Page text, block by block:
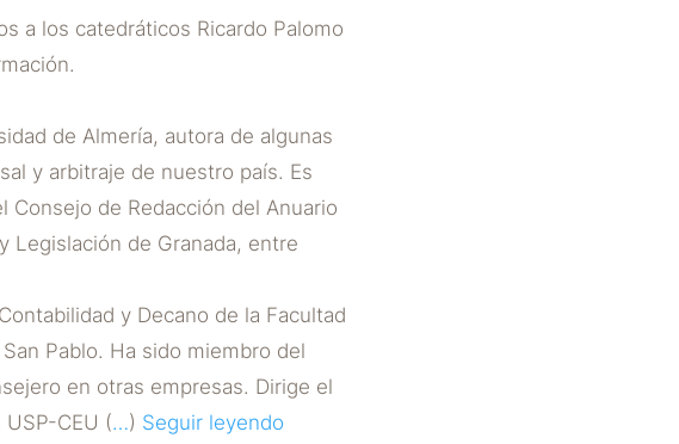
a los catedráticos Ricardo Palomo
de Almería, autora de algunas
y arbitraje de nuestro país. Es
Consejo de Redacción del Anuario
Legislación de Granada, entre
y Decano de la Facultad
Pablo. Ha sido miembro del
en otras empresas. Dirige el
CEU (…) Seguir leyendo